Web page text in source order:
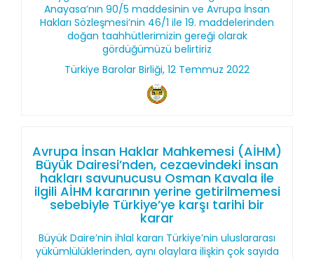
Anayasa’nın 90/5 maddesinin ve Avrupa İnsan
Hakları Sözleşmesi’nin 46/1 ile 19. maddelerinden
doğan taahhütlerimizin gereği olarak
gördüğümüzü belirtiriz
Türkiye Barolar Birliği, 12 Temmuz 2022
Avrupa İnsan Haklar Mahkemesi (AİHM)
Büyük Dairesi’nden, cezaevindeki insan
hakları savunucusu Osman Kavala ile
ilgili AİHM kararının yerine getirilmemesi
sebebiyle Türkiye’ye karşı tarihi bir
karar
Büyük Daire’nin ihlal kararı Türkiye’nin uluslararası
yükümlülüklerinden, aynı olaylara ilişkin çok sayıda